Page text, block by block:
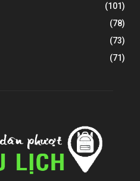
(101)
(78)
(73)
(71)